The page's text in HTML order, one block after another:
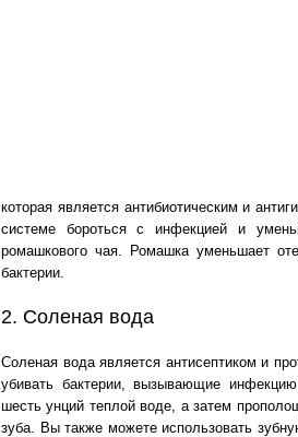
которая является антибиотическим и
системе бороться с инфекцией и
ромашкового чая. Ромашка уменьшает
бактерии.
2. Соленая вода
Соленая вода является антисептиком и
убивать бактерии, вызывающие
шесть унций теплой воде, а затем
зуба. Вы также можете использовать